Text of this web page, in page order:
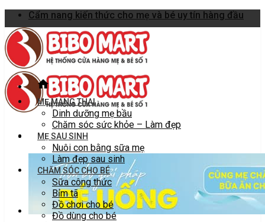
Skip
to
content
Cẩm nang kiến thức cho mẹ và bé uy tín hàng đầu
MẸ MANG THAI
Dinh dưỡng mẹ bầu
Chăm sóc sức khỏe – Làm đẹp
MẸ SAU SINH
Nuôi con bằng sữa mẹ
Làm đẹp sau sinh
CHĂM SÓC CHO BÉ
Sữa công thức
Bỉm tã
Đồ chơi cho bé
Đồ dùng cho bé